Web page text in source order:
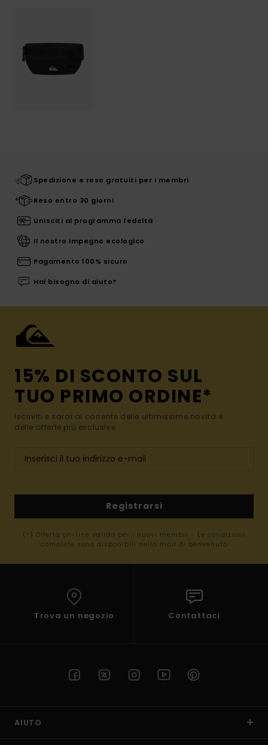
Spedizione e reso gratuiti per i membri
Reso entro 30 giorni
Unisciti al programma fedeltà
Il nostro impegno ecologico
Pagamento 100% sicuro
Hai bisogno di aiuto?
15% DI SCONTO SUL
TUO PRIMO ORDINE*
Iscriviti e sarai al corrente delle ultimissime novità e
delle offerte più esclusive.
Registrarsi
(*) Offerta on-line valida per i nuovi membri - Le condizioni
complete sono disponibili nella mail di benvenuto
Trova un negozio Contattaci
AIUTO